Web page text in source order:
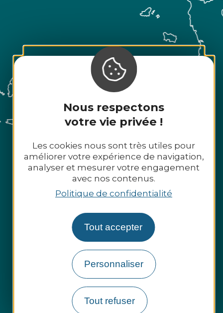
Nous respectons
votre vie privée !
Les cookies nous sont très utiles pour
améliorer votre expérience de navigation,
analyser et mesurer votre engagement
avec nos contenus.
Politique de confidentialité
Tout accepter
Personnaliser
Tout refuser
Espace presse